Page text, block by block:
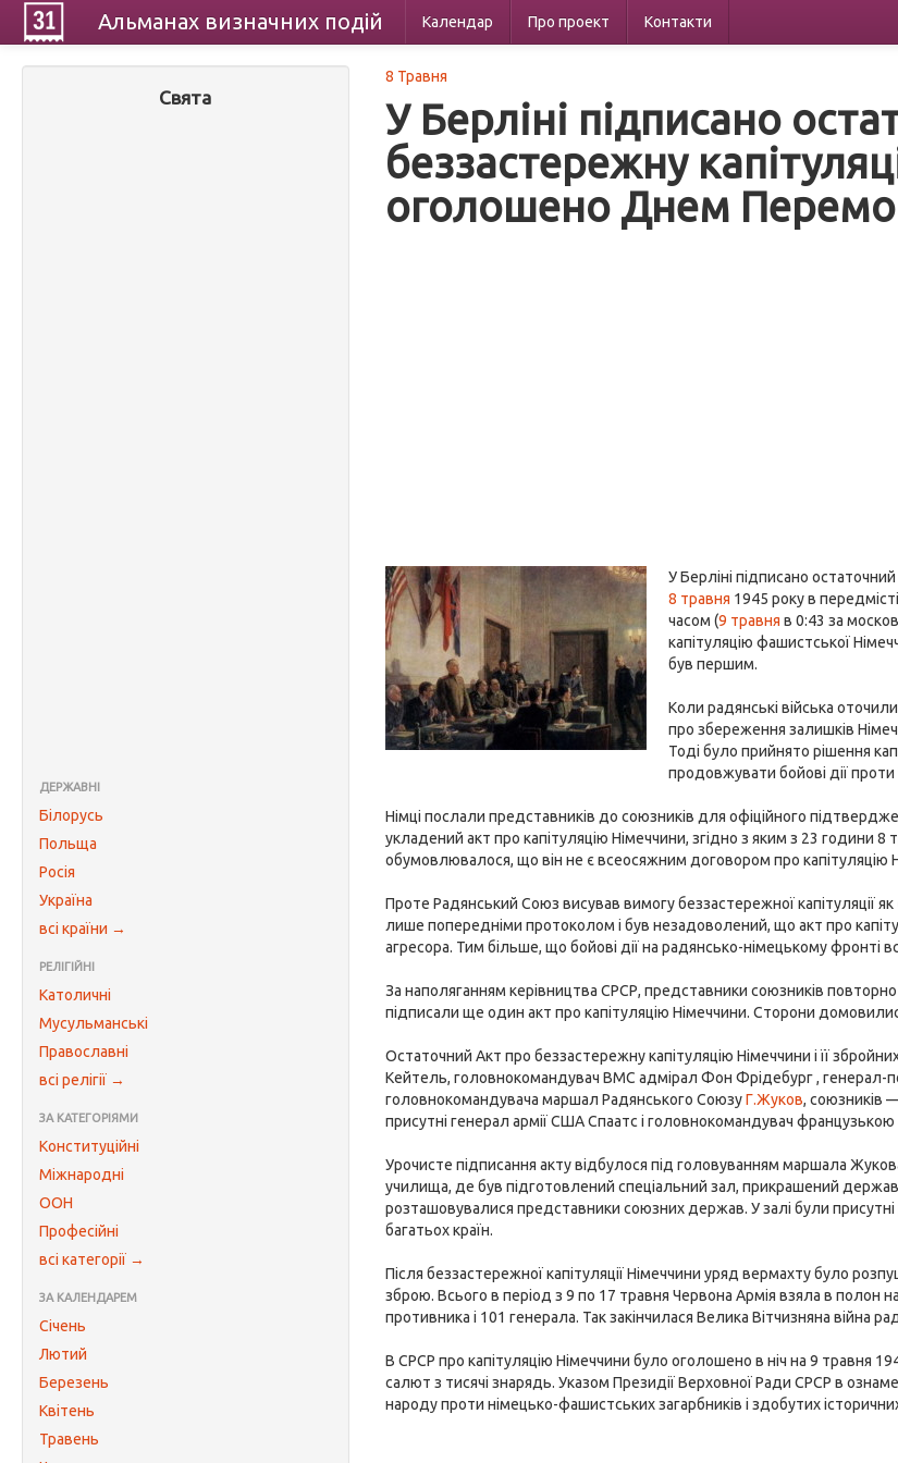
Альманах визначних подій Календар Про проект Контакти
Свята
ДЕРЖАВНІ
Білорусь
Польща
Росія
Україна
всі країни →
РЕЛІГІЙНІ
Католичні
Мусульманські
Православні
всі релігії →
ЗА КАТЕГОРІЯМИ
Конституційні
Міжнародні
ООН
Професійні
всі категорії →
ЗА КАЛЕНДАРЕМ
Січень
Лютий
Березень
Квітень
Травень
8 Травня
У Берліні підписано
беззастережну
оголошено Днем
У Берліні підписано
8 травня 1945 року в
часом (9 травня в 0:43 за
капітуляцію фашистської
був першим.
Коли радянські війська
про збереження залишків
Тоді було прийнято рішення
продовжувати бойові дії проти
Німці послали представників до союзників для офіційного
укладений акт про капітуляцію Німеччини, згідно з яким з 23 години 8
обумовлювалося, що він не є всеосяжним договором про капітуляцію
Проте Радянський Союз висував вимогу беззастережної капітуляції
лише попередніми протоколом і був незадоволений, що акт про
агресора. Тим більше, що бойові дії на радянсько-німецькому фронті
За наполяганням керівництва СРСР, представники союзників
підписали ще один акт про капітуляцію Німеччини. Сторони
Остаточний Акт про беззастережну капітуляцію Німеччини і її
Кейтель, головнокомандувач ВМС адмірал Фон Фрідебург , генерал-
головнокомандувача маршал Радянського СоюзуГ.Жуков, союзників
присутні генерал армії США Спаатс і головнокомандувач французькою
Урочисте підписання акту відбулося під головуванням маршала
училища, де був підготовлений спеціальний зал, прикрашений
розташовувалися представники союзних держав. У залі були
багатьох країн.
Після беззастережної капітуляції Німеччини уряд вермахту було
зброю. Всього в період з 9 по 17 травня Червона Армія взяла в полон
противника і 101 генерала. Так закінчилася Велика Вітчизняна війна
В СРСР про капітуляцію Німеччини було оголошено в ніч на 9 травня
салют з тисячі знарядь. Указом Президії Верховної Ради СРСР в
народу проти німецько-фашистських загарбників і здобутих